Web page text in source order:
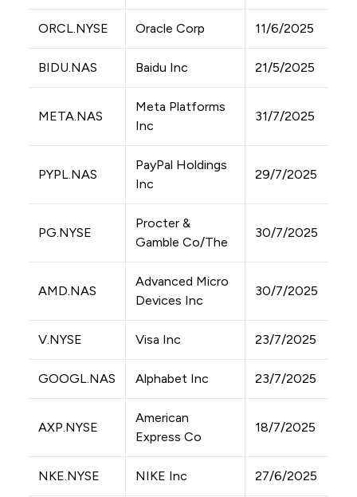
ORCL.NYSE Oracle Corp 11/6/2025
BIDU.NAS Baidu Inc 21/5/2025
META.NAS
Meta Platforms
Inc
31/7/2025
PYPL.NAS
PayPal Holdings
Inc
29/7/2025
PG.NYSE
Procter &
Gamble Co/The
30/7/2025
AMD.NAS
Advanced Micro
Devices Inc
30/7/2025
V.NYSE Visa Inc 23/7/2025
GOOGL.NAS Alphabet Inc 23/7/2025
AXP.NYSE
American
Express Co
18/7/2025
NKE.NYSE NIKE Inc 27/6/2025